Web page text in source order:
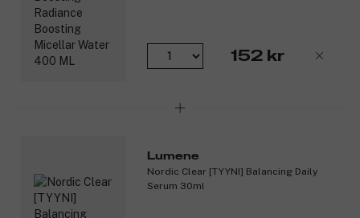
152 kr
Lumene
Nordic Clear [TYYNI] Balancing Daily
Serum 30ml